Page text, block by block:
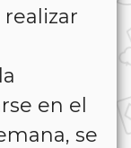
en el
se